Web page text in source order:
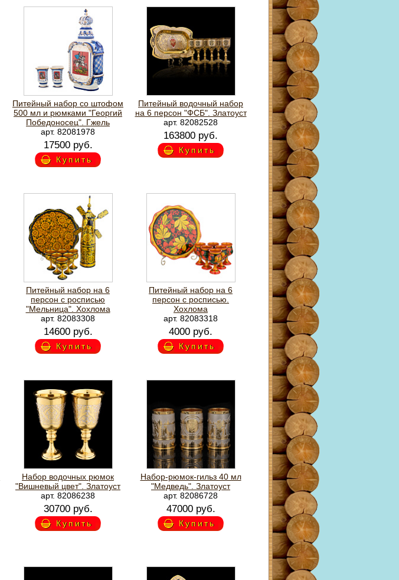
Питейный набор со штофом
500 мл и рюмками "Георгий
Победоносец". Гжель
арт. 82081978
17500 руб.
Купить
Питейный водочный набор
на 6 персон "ФСБ". Златоуст
арт. 82082528
163800 руб.
Купить
Питейный набор на 6
персон с росписью
"Мельница". Хохлома
арт. 82083308
14600 руб.
Купить
Питейный набор на 6
персон с росписью.
Хохлома
арт. 82083318
4000 руб.
Купить
Набор водочных рюмок
"Вишневый цвет". Златоуст
арт. 82086238
30700 руб.
Купить
Набор-рюмок-гильз 40 мл
"Медведь". Златоуст
арт. 82086728
47000 руб.
Купить